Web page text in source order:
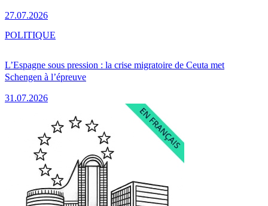
27.07.2026
L’Espagne sous pression : la crise migratoire de Ceuta met
Schengen à l’épreuve
31.07.2026
POLITIQUE